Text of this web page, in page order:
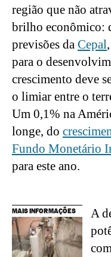
região que não
brilho econômico:
previsões da Cepal
para o
crescimento deve
o limiar entre o
Um 0,1% na
longe, do
Fundo Monetário
para este ano.
MAIS INFORMAÇÕES
A